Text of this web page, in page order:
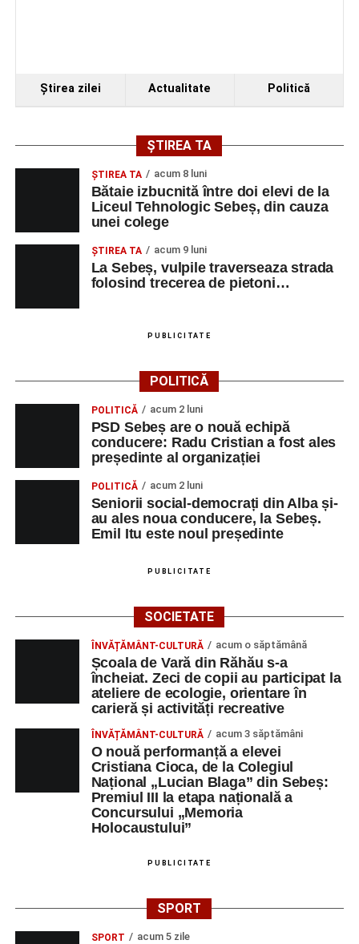
reprezintă doar începutul unei serii de concerte care vor
avea loc pe parcursul taberei, oferind comunității din
și de a lua parte la un veritabil schimb cultural prin
Adaugă-ne ca sursă preferată
Urmărește-ne pe Google News
iluminatului public pe timpul nopții, în contextul
apelului la economii al Guvernului Bolojan
Duminică, 23 august 2026, Râpa Roșie găzduiește
cea de-a III-a ediție a concursului „CicloAventurier
de Sebeș”
Primul concert din cadrul String Symphonic Camp
2026 a adus emoție și aplauze la Sebeș
Ştirea zilei Actualitate Politică
ȘTIREA TA
ŞTIREA TA acum 8 luni
Bătaie izbucnită între doi elevi de la
Liceul Tehnologic Sebeș, din cauza
unei colege
ŞTIREA TA acum 9 luni
La Sebeș, vulpile traverseaza strada
folosind trecerea de pietoni…
PUBLICITATE
POLITICĂ
POLITICĂ acum 2 luni
PSD Sebeș are o nouă echipă
conducere: Radu Cristian a fost ales
președinte al organizației
POLITICĂ acum 2 luni
Seniorii social-democrați din Alba și-
au ales noua conducere, la Sebeș.
Emil Itu este noul președinte
PUBLICITATE
SOCIETATE
ÎNVĂȚĂMÂNT-CULTURĂ acum o săptămână
Școala de Vară din Răhău s-a
încheiat. Zeci de copii au participat la
ateliere de ecologie, orientare în
carieră și activități recreative
ÎNVĂȚĂMÂNT-CULTURĂ acum 3 săptămâni
O nouă performanță a elevei
Cristiana Cioca, de la Colegiul
Național „Lucian Blaga” din Sebeș:
Premiul III la etapa națională a
Concursului „Memoria
Holocaustului”
PUBLICITATE
SPORT
SPORT acum 5 zile